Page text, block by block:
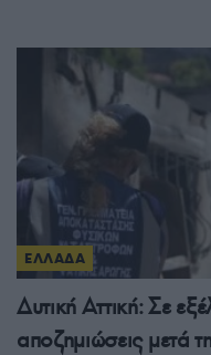
ΕΛΛΑΔΑ
Δυτική Αττική: Σε
αποζημιώσεις μετά